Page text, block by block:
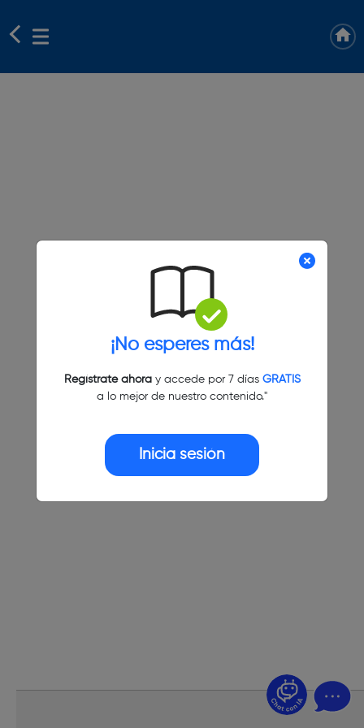
¡No esperes más!
Regístrate ahoray accede por 7 días GRATIS
a lo mejor de nuestro contenido."
Inicia sesión